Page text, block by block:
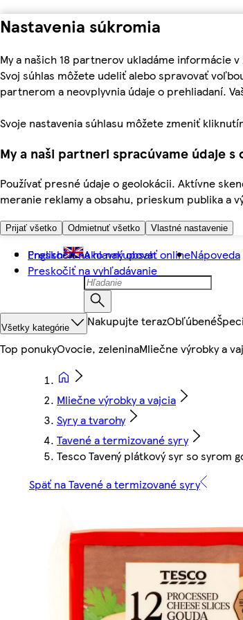
Nastavenia súkromia
My a našich 18 partnerov ukladáme informácie
Svoj súhlas môžete udeliť alebo spravovať
partnerom a neovplyvnia údaje o prehliadaní.
Svoje nastavenia súhlasu môžete zmeniť
My a naši partneri spracúvame údaje s
Používať presné údaje o geolokácii. Aktívne
meranie reklamy a obsahu, prieskum publika a
Prijať všetko Odmietnuť všetko Vlastné nastavenie
Preskočiť na hlavný obsah
Preskočiť na vyhľadávanie
English Ako nakupovať onlineNápoveda
Všetky kategórie Nakupujte terazObľúbené
Top ponukyOvocie, zeleninaMliečne výrobky a
Mliečne výrobky a vajcia
Syry a tvarohy
Tavené a termizované syry
Tesco Tavený plátkový syr so syrom
Späť na Tavené a termizované syry